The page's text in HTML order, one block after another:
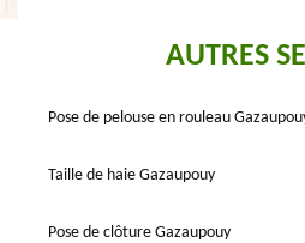
AUTRES
Pose de pelouse en rouleau
Taille de haie Gazaupouy
Pose de clôture Gazaupouy